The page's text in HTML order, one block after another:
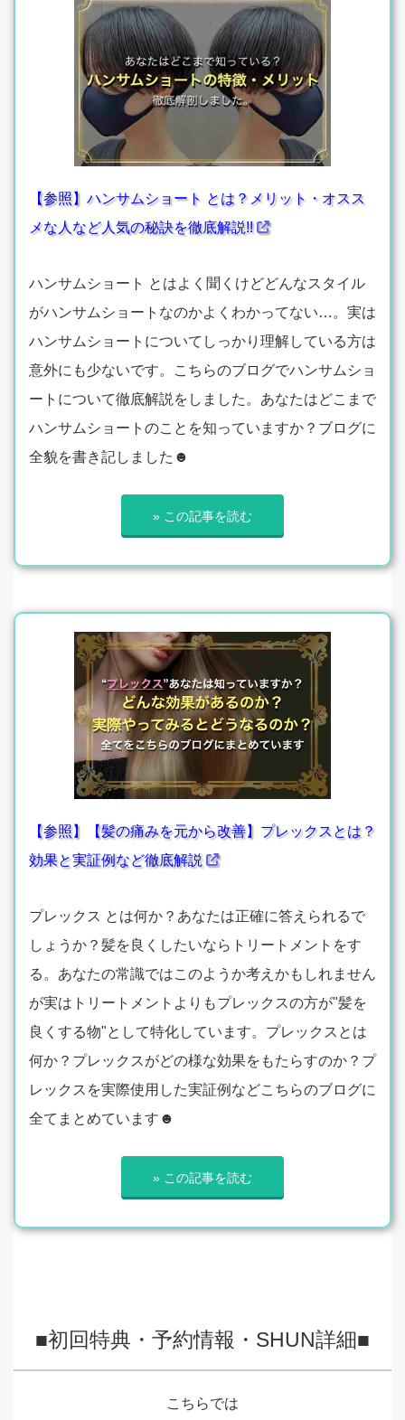
【参照】ハンサムショート とは？メリット・オスス
メな人など人気の秘訣を徹底解説!!
ハンサムショート とはよく聞くけどどんなスタイル
がハンサムショートなのかよくわかってない…。実は
ハンサムショートについてしっかり理解している方は
意外にも少ないです。こちらのブログでハンサムショ
ートについて徹底解説をしました。あなたはどこまで
ハンサムショートのことを知っていますか？ブログに
全貌を書き記しました☻
» この記事を読む
【参照】【髪の痛みを元から改善】プレックスとは？
効果と実証例など徹底解説
プレックス とは何か？あなたは正確に答えられるで
しょうか？髪を良くしたいならトリートメントをす
る。あなたの常識ではこのようか考えかもしれません
が実はトリートメントよりもプレックスの方が"髪を
良くする物"として特化しています。プレックスとは
何か？プレックスがどの様な効果をもたらすのか？プ
レックスを実際使用した実証例などこちらのブログに
全てまとめています☻
» この記事を読む
■初回特典・予約情報・SHUN詳細■
こちらでは